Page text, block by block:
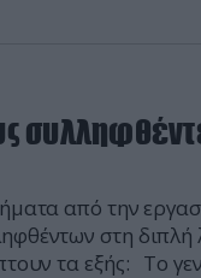
από την
στη διπλή
τα εξής: Το